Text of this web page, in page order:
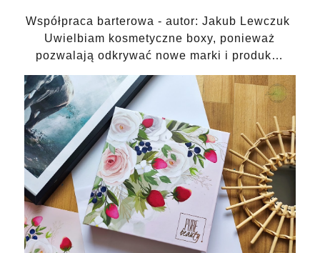
Współpraca barterowa - autor: Jakub Lewczuk
Uwielbiam kosmetyczne boxy, ponieważ
pozwalają odkrywać nowe marki i produk…